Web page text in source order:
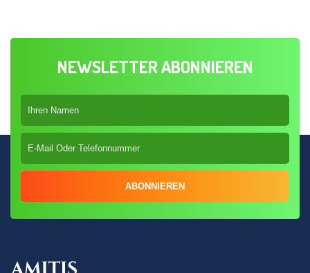
NEWSLETTER ABONNIEREN
ABONNIEREN